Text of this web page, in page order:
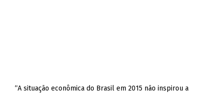
“A situação econômica do Brasil em 2015 não inspirou a